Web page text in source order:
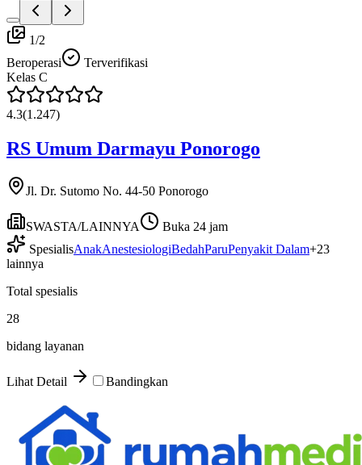
1/2
Beroperasi
Terverifikasi
Kelas C
4.3(1.247)
RS Umum Darmayu Ponorogo
Jl. Dr. Sutomo No. 44-50 Ponorogo
SWASTA/LAINNYA
Buka 24 jam
SpesialisAnakAnestesiologiBedahParuPenyakit Dalam+23
lainnya
Total spesialis
28
bidang layanan
Lihat Detail Bandingkan